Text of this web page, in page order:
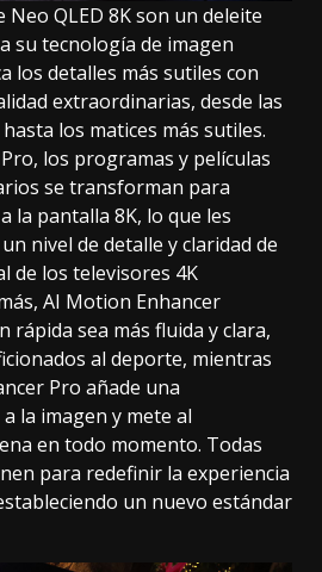
Neo QLED 8K son un deleite
su tecnología de imagen
los detalles más sutiles con
extraordinarias, desde las
los matices más sutiles.
los programas y películas
se transforman para
la pantalla 8K, lo que les
nivel de detalle y claridad de
de los televisores 4K
AI Motion Enhancer
rápida sea más fluida y clara,
al deporte, mientras
Pro añade una
la imagen y mete al
en todo momento. Todas
para redefinir la experiencia
un nuevo estándar